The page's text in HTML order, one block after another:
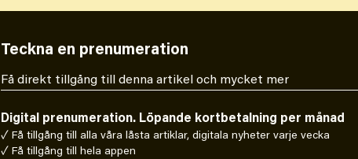
Teckna en prenumeration
Få direkt tillgång till denna artikel och mycket mer
Digital prenumeration. Löpande kortbetalning per månad
✓ Få tillgång till alla våra låsta artiklar, digitala nyheter varje vecka
✓ Få tillgång till hela appen